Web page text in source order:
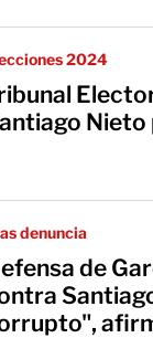
2024
Nieto
denuncia
de